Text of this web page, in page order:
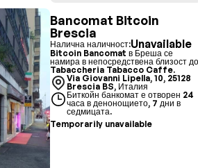
Bancomat Bitcoin
Brescia
Налична наличност:Unavailable
Bitcoin Bancomat в Бреша се
намира в непосредствена близост
Tabaccheria Tabacco Caffe.
Via Giovanni Lipella, 10, 25128
Brescia BS, Италия
Биткойн банкомат е отворен 24
часа в денонощието, 7 дни в
седмицата.
Temporarily unavailable